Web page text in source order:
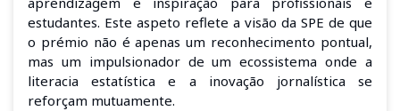
estudantes. Este aspeto reflete a visão da SPE de que
o prémio não é apenas um reconhecimento pontual,
mas um impulsionador de um ecossistema onde a
literacia estatística e a inovação jornalística se
reforçam mutuamente.